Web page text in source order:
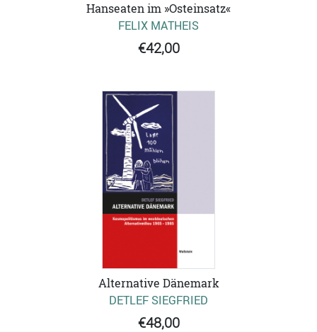
Hanseaten im »Osteinsatz«
FELIX MATHEIS
€42,00
Alternative Dänemark
DETLEF SIEGFRIED
€48,00